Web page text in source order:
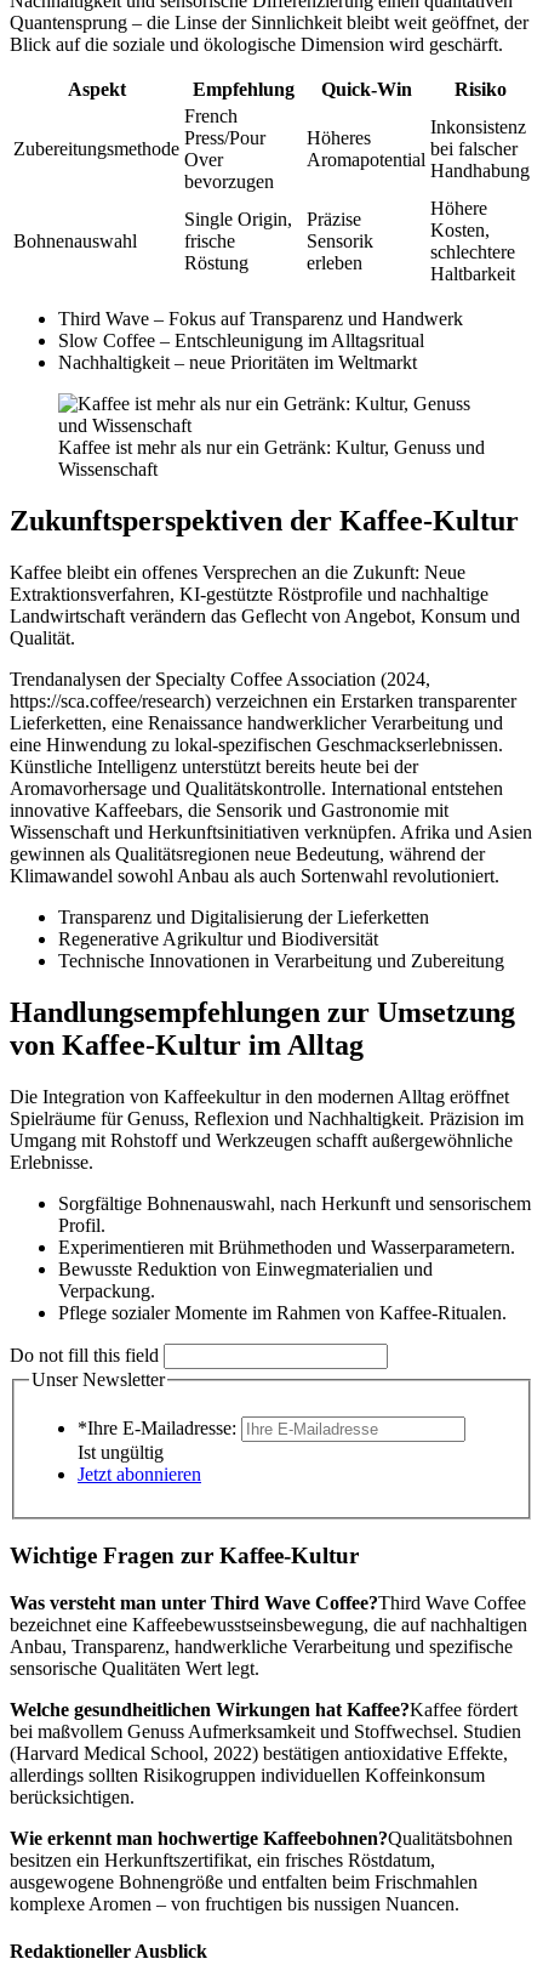
Quantensprung – die Linse der Sinnlichkeit bleibt weit geöffnet, der
Blick auf die soziale und ökologische Dimension wird geschärft.
Aspekt Empfehlung Quick-Win Risiko
Zubereitungsmethode
French
Press/Pour
Over
bevorzugen
Höheres
Aromapotential
Inkonsistenz
bei falscher
Handhabung
Bohnenauswahl
Single Origin,
frische
Röstung
Präzise
Sensorik
erleben
Höhere
Kosten,
schlechtere
Haltbarkeit
Third Wave – Fokus auf Transparenz und Handwerk
Slow Coffee – Entschleunigung im Alltagsritual
Nachhaltigkeit – neue Prioritäten im Weltmarkt
Kaffee ist mehr als nur ein Getränk: Kultur, Genuss und
Wissenschaft
Zukunftsperspektiven der Kaffee-Kultur
Kaffee bleibt ein offenes Versprechen an die Zukunft: Neue
Extraktionsverfahren, KI-gestützte Röstprofile und nachhaltige
Landwirtschaft verändern das Geflecht von Angebot, Konsum und
Qualität.
Trendanalysen der Specialty Coffee Association (2024,
https://sca.coffee/research) verzeichnen ein Erstarken transparenter
Lieferketten, eine Renaissance handwerklicher Verarbeitung und
eine Hinwendung zu lokal-spezifischen Geschmackserlebnissen.
Künstliche Intelligenz unterstützt bereits heute bei der
Aromavorhersage und Qualitätskontrolle. International entstehen
innovative Kaffeebars, die Sensorik und Gastronomie mit
Wissenschaft und Herkunftsinitiativen verknüpfen. Afrika und Asien
gewinnen als Qualitätsregionen neue Bedeutung, während der
Klimawandel sowohl Anbau als auch Sortenwahl revolutioniert.
Transparenz und Digitalisierung der Lieferketten
Regenerative Agrikultur und Biodiversität
Technische Innovationen in Verarbeitung und Zubereitung
Handlungsempfehlungen zur Umsetzung
von Kaffee-Kultur im Alltag
Die Integration von Kaffeekultur in den modernen Alltag eröffnet
Spielräume für Genuss, Reflexion und Nachhaltigkeit. Präzision im
Umgang mit Rohstoff und Werkzeugen schafft außergewöhnliche
Erlebnisse.
Sorgfältige Bohnenauswahl, nach Herkunft und sensorischem
Profil.
Experimentieren mit Brühmethoden und Wasserparametern.
Bewusste Reduktion von Einwegmaterialien und
Verpackung.
Pflege sozialer Momente im Rahmen von Kaffee-Ritualen.
Do not fill this field
Unser Newsletter
*Ihre E-Mailadresse:
Ist ungültig
Jetzt abonnieren
Wichtige Fragen zur Kaffee-Kultur
Was versteht man unter Third Wave Coffee?Third Wave Coffee
bezeichnet eine Kaffeebewusstseinsbewegung, die auf nachhaltigen
Anbau, Transparenz, handwerkliche Verarbeitung und spezifische
sensorische Qualitäten Wert legt.
Welche gesundheitlichen Wirkungen hat Kaffee?Kaffee fördert
bei maßvollem Genuss Aufmerksamkeit und Stoffwechsel. Studien
(Harvard Medical School, 2022) bestätigen antioxidative Effekte,
allerdings sollten Risikogruppen individuellen Koffeinkonsum
berücksichtigen.
Wie erkennt man hochwertige Kaffeebohnen?Qualitätsbohnen
besitzen ein Herkunftszertifikat, ein frisches Röstdatum,
ausgewogene Bohnengröße und entfalten beim Frischmahlen
komplexe Aromen – von fruchtigen bis nussigen Nuancen.
Redaktioneller Ausblick